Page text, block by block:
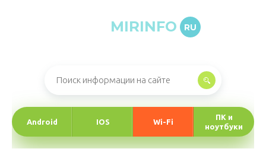
MIRINFO RU
Android IOS Wi-Fi
ПК и
ноутбуки